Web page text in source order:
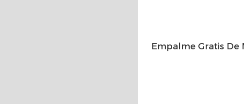
Empalme Gratis De